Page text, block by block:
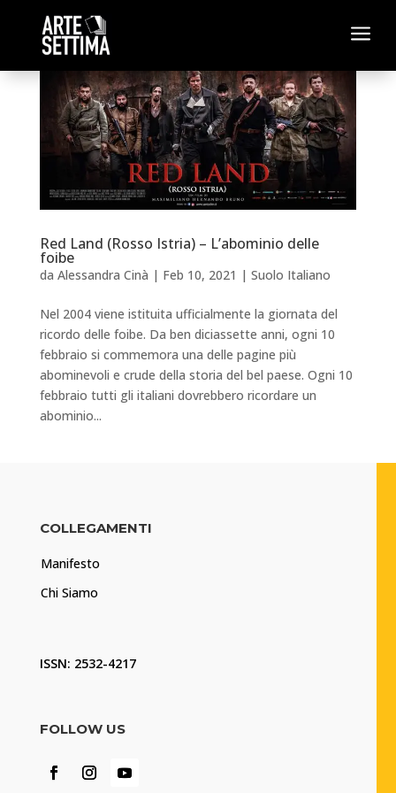
a
Red Land (Rosso Istria) – L’abominio delle
foibe
da Alessandra Cinà | Feb 10, 2021 | Suolo Italiano
Nel 2004 viene istituita ufficialmente la giornata del
ricordo delle foibe. Da ben diciassette anni, ogni 10
febbraio si commemora una delle pagine più
abominevoli e crude della storia del bel paese. Ogni 10
febbraio tutti gli italiani dovrebbero ricordare un
abominio...
COLLEGAMENTI
Manifesto
Chi Siamo
ISSN: 2532-4217
FOLLOW US